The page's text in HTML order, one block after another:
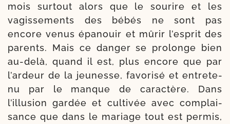
mois sur­tout alors que le sou­rire et les
vagis­se­ments des bébés ne sont pas
encore venus épa­nouir et mûrir l’esprit des
parents. Mais ce dan­ger se pro­longe bien
au-​delà, quand il est, plus encore que par
l’ardeur de la jeu­nesse, favo­ri­sé et entre­te­
nu par le manque de carac­tère. Dans
l’illusion gar­dée et cul­tivée avec com­plai­
sance que dans le mariage tout est per­mis,